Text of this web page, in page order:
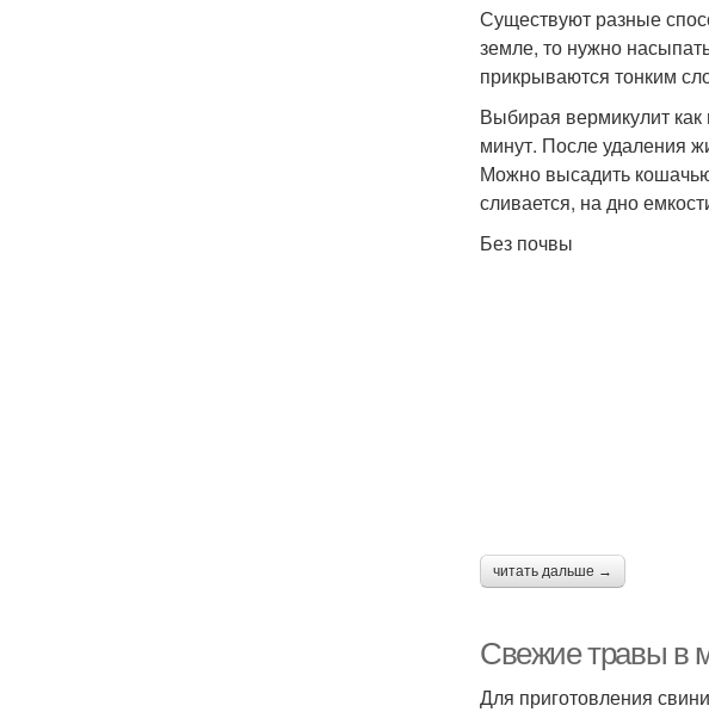
Существуют разные
земле, то нужно
прикрываются тонким
Выбирая вермикулит как
минут. После удаления
Можно высадить
сливается, на дно
Без почвы
читать дальше →
Свежие травы в
Для приготовления